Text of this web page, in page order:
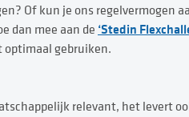
Of kun je ons regelvermogen
dan mee aan de ‘Stedin
gebruiken.
relevant, het levert